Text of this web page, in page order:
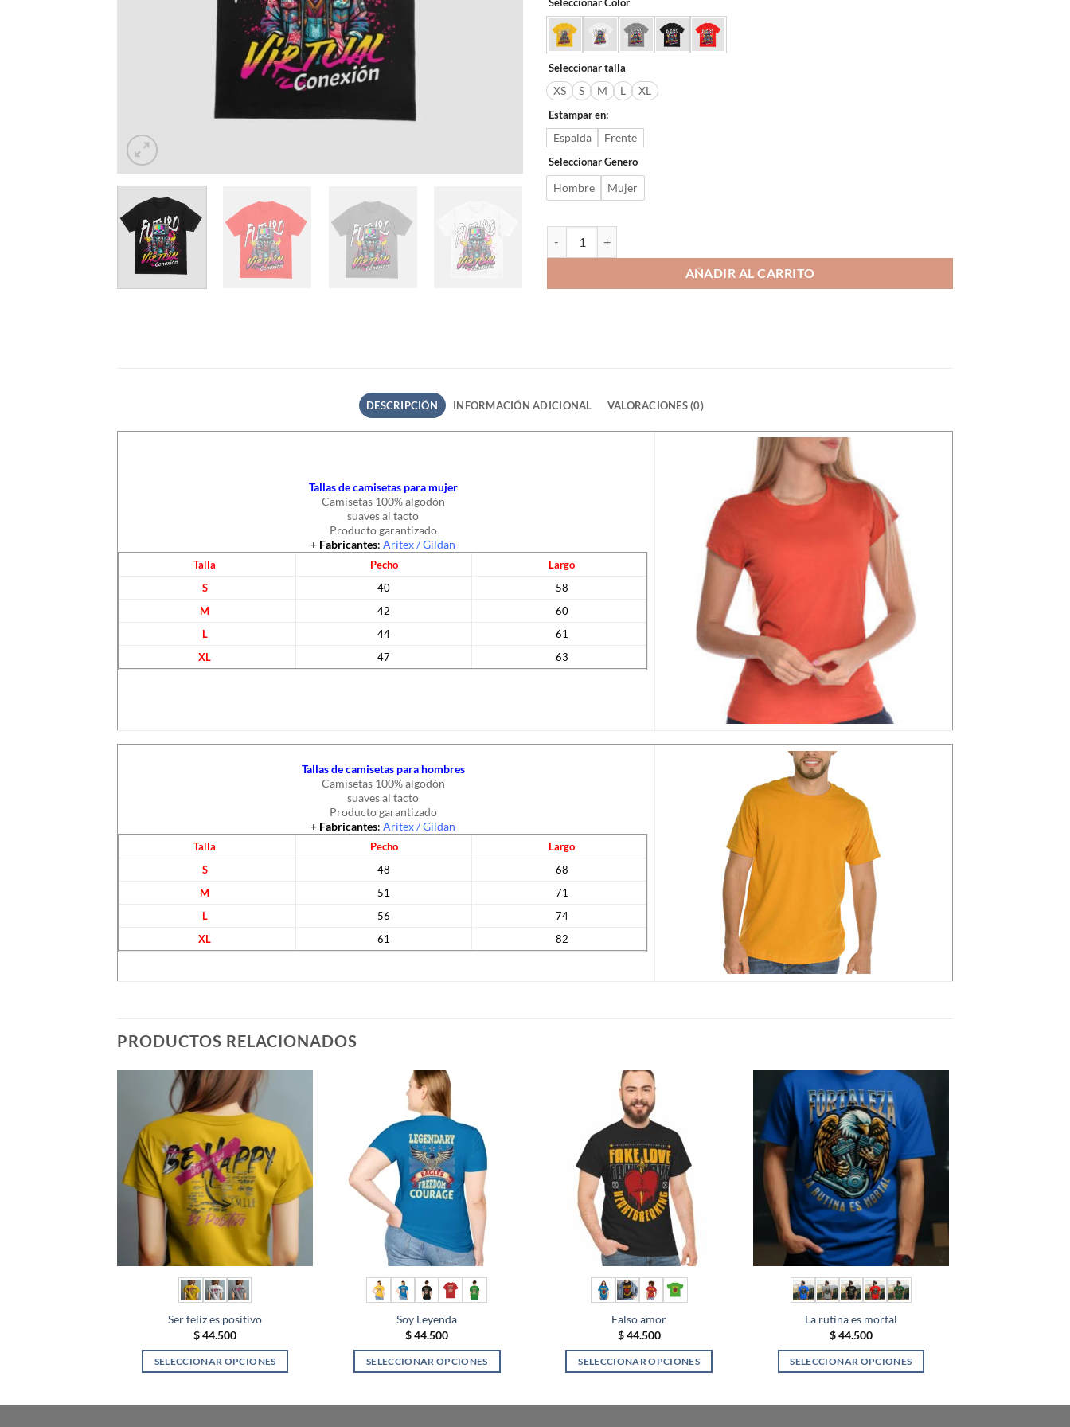
Seleccionar Color
Seleccionar talla
XS S M L XL
Estampar en:
Espalda Frente
Seleccionar Genero
Hombre Mujer
AÑADIR AL CARRITO
DESCRIPCIÓN INFORMACIÓN ADICIONAL VALORACIONES (0)
Tallas de camisetas para mujer
Camisetas 100% algodón
suaves al tacto
Producto garantizado
+ Fabricantes:Aritex/Gildan
Talla Pecho
Largo
S
40
58
M
42
60
L
44
61
XL
47 63
Tallas de camisetas para hombres
Camisetas 100% algodón
suaves al tacto
Producto garantizado
+ Fabricantes:Aritex/Gildan
Talla Pecho
Largo
S
48
68
M
51
71
L
56
74
XL
61 82
PRODUCTOS RELACIONADOS
Ser feliz es positivo
$44.500
SELECCIONAR OPCIONES
Soy Leyenda
$44.500
SELECCIONAR OPCIONES
Falso amor
$44.500
SELECCIONAR OPCIONES
La rutina es mortal
$44.500
SELECCIONAR OPCIONES